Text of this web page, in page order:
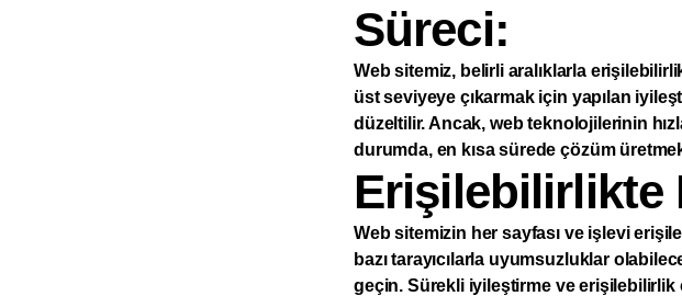
Süreci:
Web sitemiz, belirli aralıklarla
üst seviyeye çıkarmak için yapılan
düzeltilir. Ancak, web teknolojilerinin
durumda, en kısa sürede çözüm
Erişilebilirlikte
Web sitemizin her sayfası ve işlevi
bazı tarayıcılarla uyumsuzluklar
geçin. Sürekli iyileştirme ve erişilebilirlik